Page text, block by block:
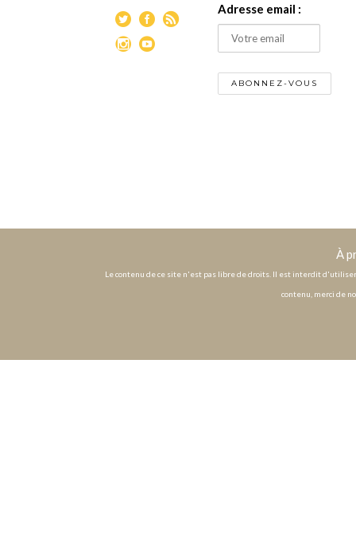
Adresse email :
À
Le contenu de ce site n'est pas libre de droits. Il est interdit
contenu, merci de